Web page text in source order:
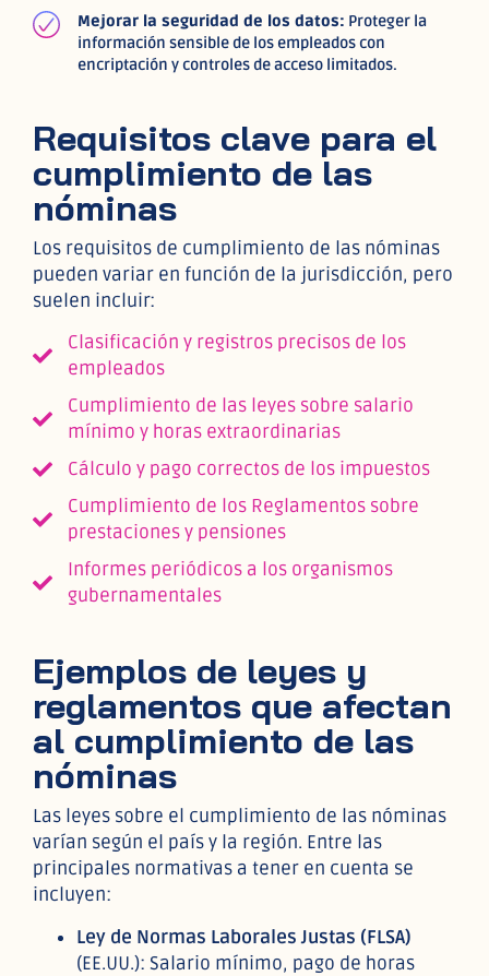
Mejorar la seguridad de los datos: Proteger la
información sensible de los empleados con
encriptación y controles de acceso limitados.
Requisitos clave para el
cumplimiento de las
nóminas
Los requisitos de cumplimiento de las nóminas
pueden variar en función de la jurisdicción, pero
suelen incluir:
Clasificación y registros precisos de los
empleados
Cumplimiento de las leyes sobre salario
mínimo y horas extraordinarias
Cálculo y pago correctos de los impuestos
Cumplimiento de los Reglamentos sobre
prestaciones y pensiones
Informes periódicos a los organismos
gubernamentales
Ejemplos de leyes y
reglamentos que afectan
al cumplimiento de las
nóminas
Las leyes sobre el cumplimiento de las nóminas
varían según el país y la región. Entre las
principales normativas a tener en cuenta se
incluyen:
Ley de Normas Laborales Justas (FLSA)
(EE.UU.): Salario mínimo, pago de horas